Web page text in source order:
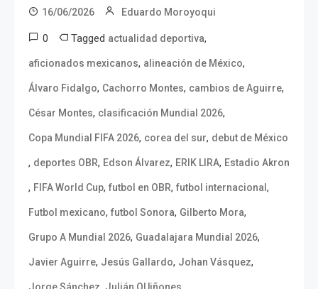
16/06/2026 Eduardo Moroyoqui
0 Tagged actualidad deportiva,
aficionados mexicanos, alineación de México,
Álvaro Fidalgo, Cachorro Montes, cambios de Aguirre,
César Montes, clasificación Mundial 2026,
Copa Mundial FIFA 2026, corea del sur, debut de México
, deportes OBR, Edson Álvarez, ERIK LIRA, Estadio Akron
, FIFA World Cup, futbol en OBR, futbol internacional ,
Futbol mexicano, futbol Sonora, Gilberto Mora,
Grupo A Mundial 2026, Guadalajara Mundial 2026,
Javier Aguirre, Jesús Gallardo, Johan Vásquez,